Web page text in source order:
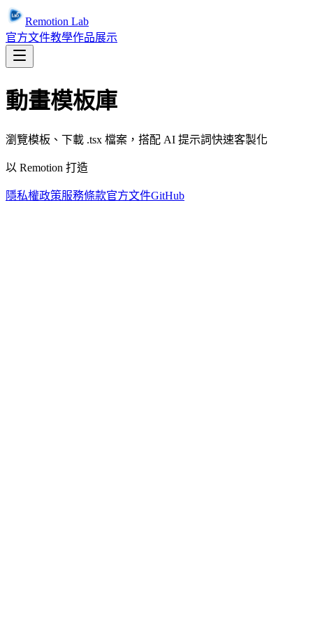
Remotion Lab
官方文件教學作品展示
動畫模板庫
瀏覽模板、下載 .tsx 檔案，搭配 AI 提示詞快速客製化
以 Remotion 打造
隱私權政策服務條款官方文件GitHub